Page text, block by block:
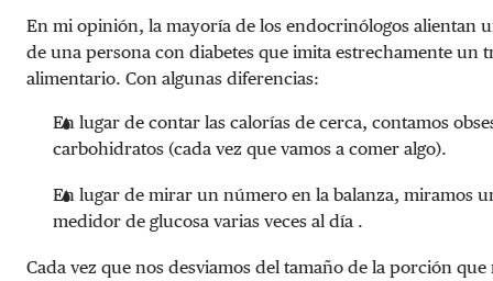
En mi opinión, la mayoría de los endocrinólogos alientan
de una persona con diabetes que imita estrechamente un
alimentario. Con algunas diferencias:
En lugar de contar las calorías de cerca, contamos
carbohidratos (cada vez que vamos a comer algo).
En lugar de mirar un número en la balanza, miramos
medidor de glucosa varias veces al día .
Cada vez que nos desviamos del tamaño de la porción